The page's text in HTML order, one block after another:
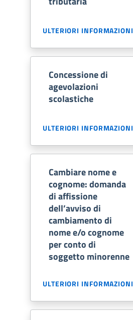
ULTERIORI INFORMAZIONI
Concessione di
agevolazioni
scolastiche
ULTERIORI INFORMAZIONI
Cambiare nome e
cognome: domanda
di affissione
dell’avviso di
cambiamento di
nome e/o cognome
per conto di
soggetto minorenne
ULTERIORI INFORMAZIONI